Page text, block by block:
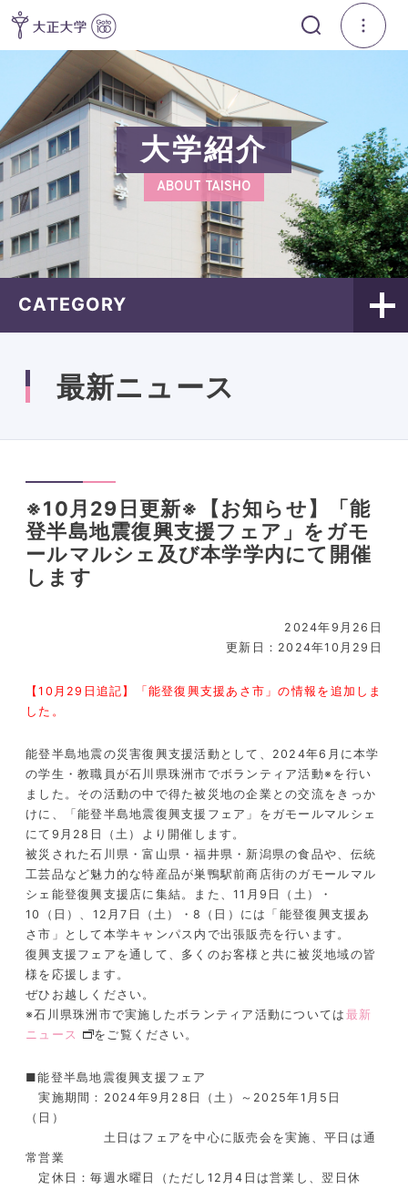
大学紹介
ABOUT TAISHO
CATEGORY
最新ニュース
※10月29日更新※【お知らせ】「能
登半島地震復興支援フェア」をガモ
ールマルシェ及び本学学内にて開催
します
2024年9月26日
更新日：2024年10月29日
【10月29日追記】「能登復興支援あさ市」の情報を追加しま
した。
能登半島地震の災害復興支援活動として、2024年6月に本学
の学生・教職員が石川県珠洲市でボランティア活動※を行い
ました。その活動の中で得た被災地の企業との交流をきっか
けに、「能登半島地震復興支援フェア」をガモールマルシェ
にて9月28日（土）より開催します。
被災された石川県・富山県・福井県・新潟県の食品や、伝統
工芸品など魅力的な特産品が巣鴨駅前商店街のガモールマル
シェ能登復興支援店に集結。また、11月9日（土）・
10（日）、12月7日（土）・8（日）には「能登復興支援あ
さ市」として本学キャンパス内で出張販売を行います。
復興支援フェアを通して、多くのお客様と共に被災地域の皆
様を応援します。
ぜひお越しください。
※石川県珠洲市で実施したボランティア活動については 最新
ニュース
をご覧ください。
■能登半島地震復興支援フェア
実施期間：2024年9月28日（土）～2025年1月5日
（日）
土日はフェアを中心に販売会を実施、平日は通
常営業
定休日：毎週水曜日（ただし12月4日は営業し、翌日休